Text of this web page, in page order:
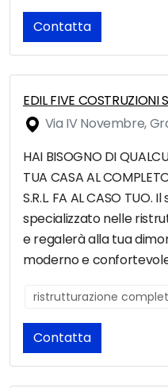
Contatta
EDIL FIVE COSTRUZIONI
Via IV Novembre,
HAI BISOGNO DI
TUA CASA AL
S.R.L. FA AL CASO TUO.
specializzato nelle
e regalerà alla tua
moderno e
ristrutturazione
Contatta